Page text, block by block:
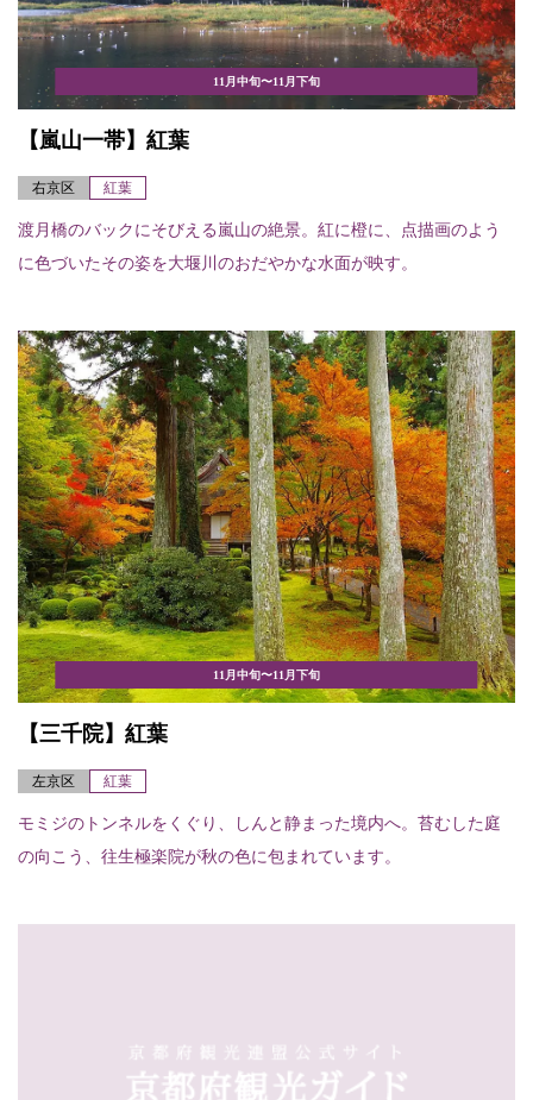
11月中旬〜11月下旬
【嵐山一帯】紅葉
右京区 紅葉
渡月橋のバックにそびえる嵐山の絶景。紅に橙に、点描画のよう
に色づいたその姿を大堰川のおだやかな水面が映す。
11月中旬〜11月下旬
【三千院】紅葉
左京区 紅葉
モミジのトンネルをくぐり、しんと静まった境内へ。苔むした庭
の向こう、往生極楽院が秋の色に包まれています。